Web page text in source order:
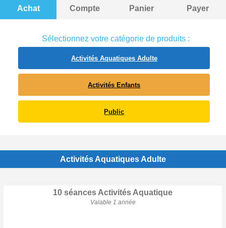
Achat Compte Panier Payer
Sélectionnez votre catégorie de produits :
Activités Aquatiques Adulte
Activités Enfants
Public
Activités Aquatiques Adulte
10 séances Activités Aquatique
Valable 1 année